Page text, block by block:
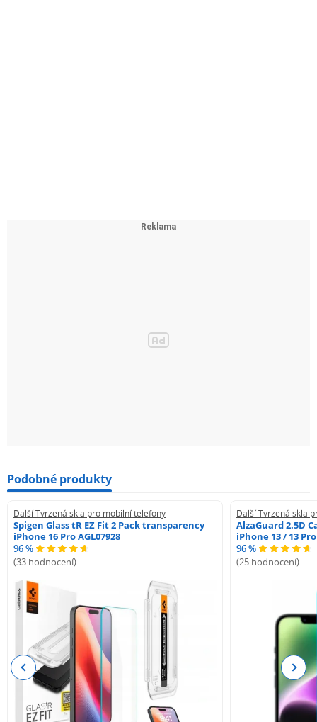
Podobné produkty
Další Tvrzená skla pro mobilní telefony
Spigen Glass tR EZ Fit 2 Pack transparency
iPhone 16 Pro AGL07928
96 %
(33 hodnocení)
Další Tvrzená skla
AlzaGuard 2.5D
iPhone 13 / 13 Pro
96 %
(25 hodnocení)
Previous Next